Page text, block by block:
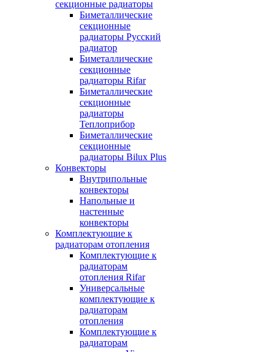
секционные радиаторы
Биметаллические
секционные
радиаторы Русский
радиатор
Биметаллические
секционные
радиаторы Rifar
Биметаллические
секционные
радиаторы
Теплоприбор
Биметаллические
секционные
радиаторы Bilux Plus
Конвекторы
Внутрипольные
конвекторы
Напольные и
настенные
конвекторы
Комплектующие к
радиаторам отопления
Комплектующие к
радиаторам
отопления Rifar
Универсальные
комплектующие к
радиаторам
отопления
Комплектующие к
радиаторам